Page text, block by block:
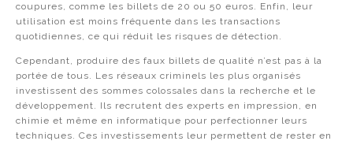
coupures, comme les billets de 20 ou 50 euros. Enfin, leur
utilisation est moins fréquente dans les transactions
quotidiennes, ce qui réduit les risques de détection.
Cependant, produire des faux billets de qualité n’est pas à la
portée de tous. Les réseaux criminels les plus organisés
investissent des sommes colossales dans la recherche et le
développement. Ils recrutent des experts en impression, en
chimie et même en informatique pour perfectionner leurs
techniques. Ces investissements leur permettent de rester en